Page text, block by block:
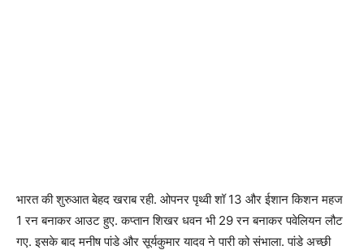
भारत की शुरुआत बेहद खराब रही. ओपनर पृथ्वी शॉ 13 और ईशान किशन महज
1 रन बनाकर आउट हुए. कप्तान शिखर धवन भी 29 रन बनाकर पवेलियन लौट
गए. इसके बाद मनीष पांडे और सूर्यकुमार यादव ने पारी को संभाला. पांडे अच्छी